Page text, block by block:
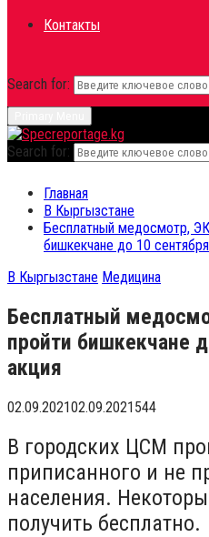
Контакты
Search for:
Search for:
Главная
В Кыргызстане
Бесплатный медосмотр,
бишкекчане до 10
В Кыргызстане Медицина
Бесплатный
пройти бишкекчане
акция
02.09.202102.09.2021544
В городских ЦСМ
приписанного и не
населения.
получить бесплатно.